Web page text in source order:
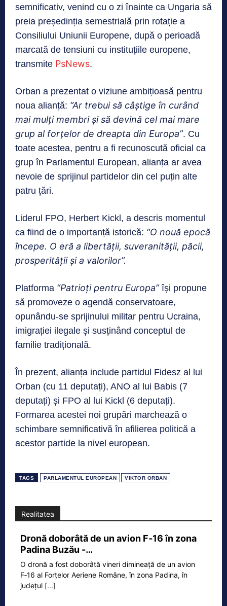
semnificativ, venind cu o zi înainte ca Ungaria să
preia președinția semestrială prin rotație a
Consiliului Uniunii Europene, după o perioadă
marcată de tensiuni cu instituțiile europene,
transmite PsNews.
Orban a prezentat o viziune ambițioasă pentru
noua alianță: “Ar trebui să câștige în curând
mai mulți membri și să devină cel mai mare
grup al forțelor de dreapta din Europa”. Cu
toate acestea, pentru a fi recunoscută oficial ca
grup în Parlamentul European, alianța ar avea
nevoie de sprijinul partidelor din cel puțin alte
patru țări.
Liderul FPO, Herbert Kickl, a descris momentul
ca fiind de o importanță istorică: “O nouă epocă
începe. O eră a libertății, suveranității, păcii,
prosperității și a valorilor”.
Platforma “Patrioți pentru Europa”își propune
să promoveze o agendă conservatoare,
opunându-se sprijinului militar pentru Ucraina,
imigrației ilegale și susținând conceptul de
familie tradițională.
În prezent, alianța include partidul Fidesz al lui
Orban (cu 11 deputați), ANO al lui Babis (7
deputați) și FPO al lui Kickl (6 deputați).
Formarea acestei noi grupări marchează o
schimbare semnificativă în afilierea politică a
acestor partide la nivel european.
TAGS PARLAMENTUL EUROPEAN VIKTOR ORBAN
Realitatea
Dronă doborâtă de un avion F‑16 în zona
Padina Buzău -…
O dronă a fost doborâtă vineri dimineață de un avion
F‑16 al Forțelor Aeriene Române, în zona Padina, în
județul [...]